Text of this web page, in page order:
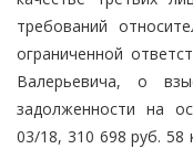
требований
ограниченной
Валерьевича, о
задолженности на
03/18, 310 698 руб. 58